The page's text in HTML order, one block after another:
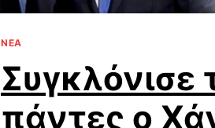
ΝΕΑ
Συγκλόνισε
πάντες ο